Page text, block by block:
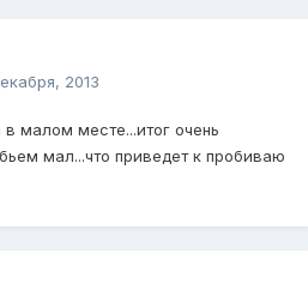
2013
малом месте...итог очень
мал...что приведет к пробиваю